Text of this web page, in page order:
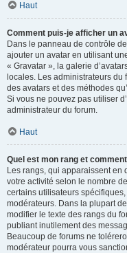
Haut
Comment puis-je afficher un
Dans le panneau de contrôle
ajouter un avatar en utilisant
« Gravatar », la galerie
locales. Les administrateurs
des avatars et des méthodes
Si vous ne pouvez pas utiliser
administrateur du forum.
Haut
Quel est mon rang et
Les rangs, qui apparaissent en
votre activité selon le nombre
certains utilisateurs
modérateurs. Dans la plupart
modifier le texte des rangs du
publiant inutilement des
Beaucoup de forums ne
modérateur pourra vous